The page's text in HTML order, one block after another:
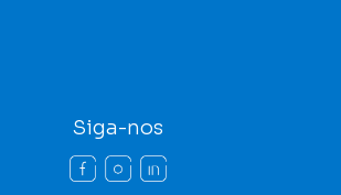
Siga-nos